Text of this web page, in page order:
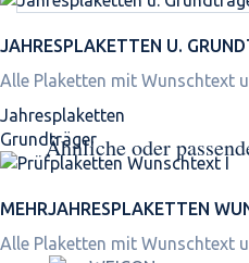
JAHRES­PLAKETTEN U.
Alle Plaketten mit Wunschtext
Jahresplaketten
Grundträger
MEHRJAHRES­PLAKETTEN
Alle Plaketten mit Wunschtext
Ähnliche oder